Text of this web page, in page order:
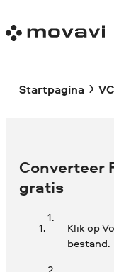
Startpagina
Converteer
gratis
Klik op
bestand.